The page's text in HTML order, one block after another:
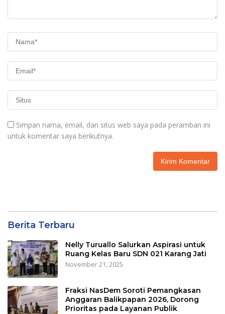
Simpan nama, email, dan situs web saya pada peramban ini
untuk komentar saya berikutnya.
Berita Terbaru
Nelly Turuallo Salurkan Aspirasi untuk
Ruang Kelas Baru SDN 021 Karang Jati
November 21, 2025
Fraksi NasDem Soroti Pemangkasan
Anggaran Balikpapan 2026, Dorong
Prioritas pada Layanan Publik